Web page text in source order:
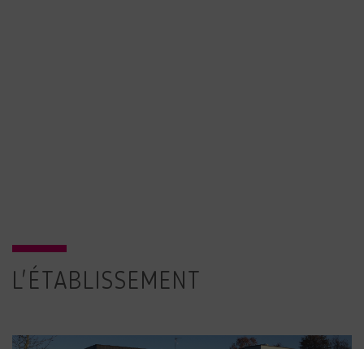
L'ÉTABLISSEMENT